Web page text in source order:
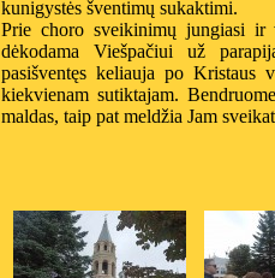
kunigystės šventimų sukaktimi.
Prie choro sveikinimų jungiasi ir
dėkodama Viešpačiui už
pasišventęs keliauja po Kristaus
kiekvienam sutiktajam.
maldas, taip pat meldžia Jam